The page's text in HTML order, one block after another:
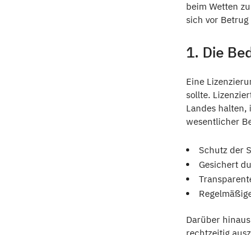
beim Wetten
sich vor
1. Die
Eine
sollte.
Landes
wesentlicher
Schutz der
Gesichert
Darüber